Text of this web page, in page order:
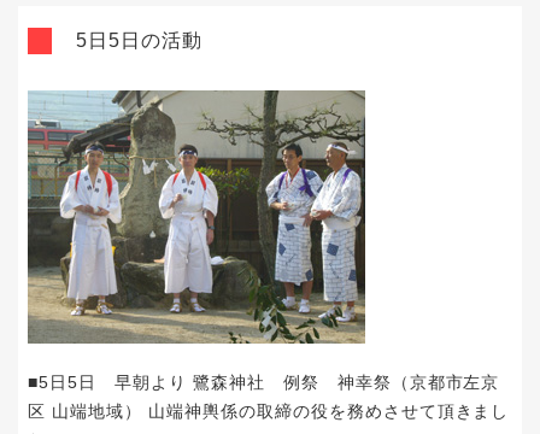
5日5日の活動
■5日5日 早朝より 鷺森神社 例祭 神幸祭（京都市左京
区 山端地域） 山端神輿係の取締の役を務めさせて頂きまし